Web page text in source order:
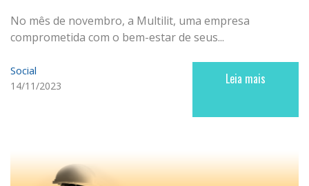
No mês de novembro, a Multilit, uma empresa
comprometida com o bem-estar de seus...
Social
14/11/2023 Leia mais